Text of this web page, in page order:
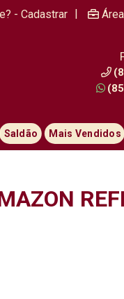
- Cadastrar |
Saldão Mais Vendidos